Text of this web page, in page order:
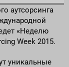
аутсорсинга
«Неделю
Week 2015.
уникальные